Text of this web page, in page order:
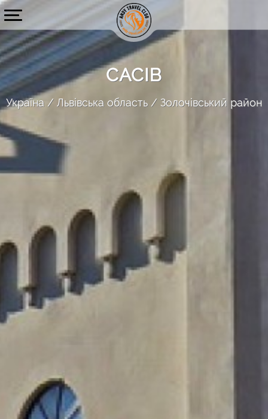
САСІВ
Україна Львівська область Золочівський район